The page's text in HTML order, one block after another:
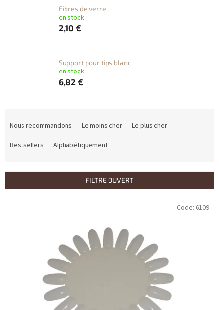
Fibres de verre
en stock
2,10 €
Support pour tips blanc
en stock
6,82 €
r
Nous recommandons Le moins cher
Le plus cher
Bestsellers
Alphabétiquement
FILTRE OUVERT
Code: 6109